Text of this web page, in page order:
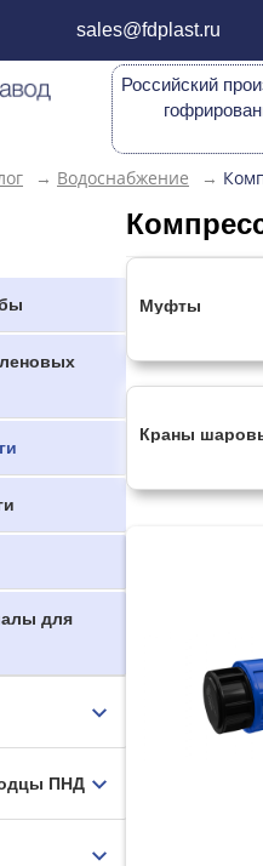
sales@fdplast.ru
Российский
→ Водоснабжение →
для
ПНД
Муфты
Краны